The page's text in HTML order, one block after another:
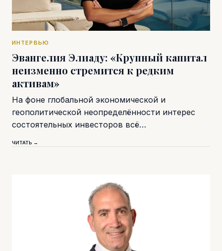
ИНТЕРВЬЮ
Эвангелия Элиаду: «Крупный капитал
неизменно стремится к редким
активам»
На фоне глобальной экономической и
геополитической неопределённости интерес
состоятельных инвесторов всё…
ЧИТАТЬ →